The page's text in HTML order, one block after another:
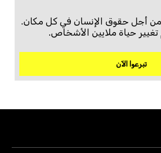
من أجل حقوق الإنسان في كل مكان.
تغيير حياة ملايين الأشخاص.
تبرعوا الآن